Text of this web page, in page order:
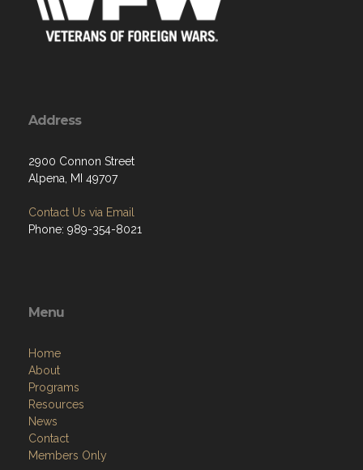
Address
2900 Connon Street
Alpena, MI 49707
Contact Us via Email
Phone: 989-354-8021
Menu
Home
About
Programs
Resources
News
Contact
Members Only